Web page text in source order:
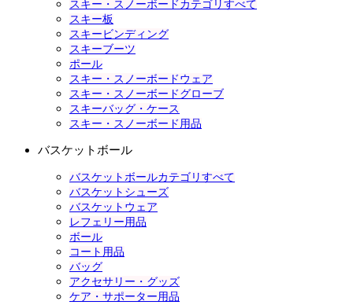
スキー・スノーボードカテゴリすべて
スキー板
スキービンディング
スキーブーツ
ポール
スキー・スノーボードウェア
スキー・スノーボードグローブ
スキーバッグ・ケース
スキー・スノーボード用品
バスケットボール
バスケットボールカテゴリすべて
バスケットシューズ
バスケットウェア
レフェリー用品
ボール
コート用品
バッグ
アクセサリー・グッズ
ケア・サポーター用品